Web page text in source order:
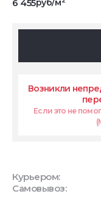
6 455руб/м
Возникли
Если это не
Курьером:
Самовывоз: